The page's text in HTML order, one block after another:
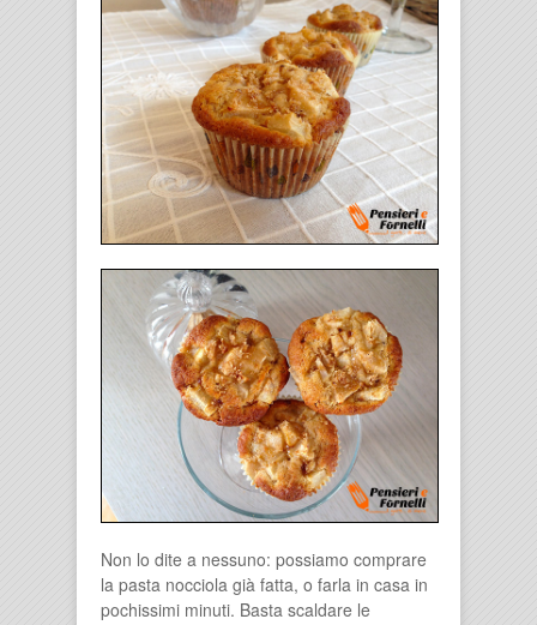
Non lo dite a nessuno: possiamo comprare
la pasta nocciola già fatta, o farla in casa in
pochissimi minuti. Basta scaldare le